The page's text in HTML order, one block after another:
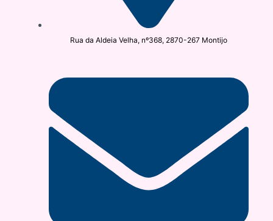
Rua da Aldeia Velha, nº368, 2870-267 Montijo